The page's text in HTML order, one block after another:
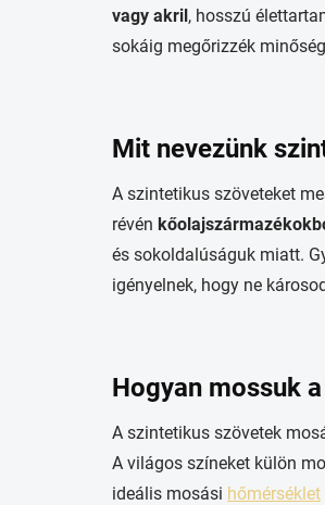
vagy akril, hosszú
sokáig megőrizzék
Mit nevezünk
A szintetikus szöveteket
révén
és sokoldalúságuk miatt.
igényelnek, hogy ne
Hogyan mossuk
A szintetikus szövetek
A világos színeket külön
ideális mosási hőmérséklet